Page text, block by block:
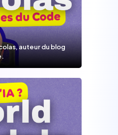
auteur du blog